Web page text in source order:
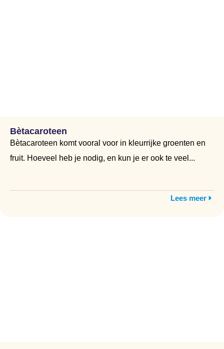
Bètacaroteen
Bètacaroteen komt vooral voor in kleurrijke groenten en
fruit. Hoeveel heb je nodig, en kun je er ook te veel...
Lees meer